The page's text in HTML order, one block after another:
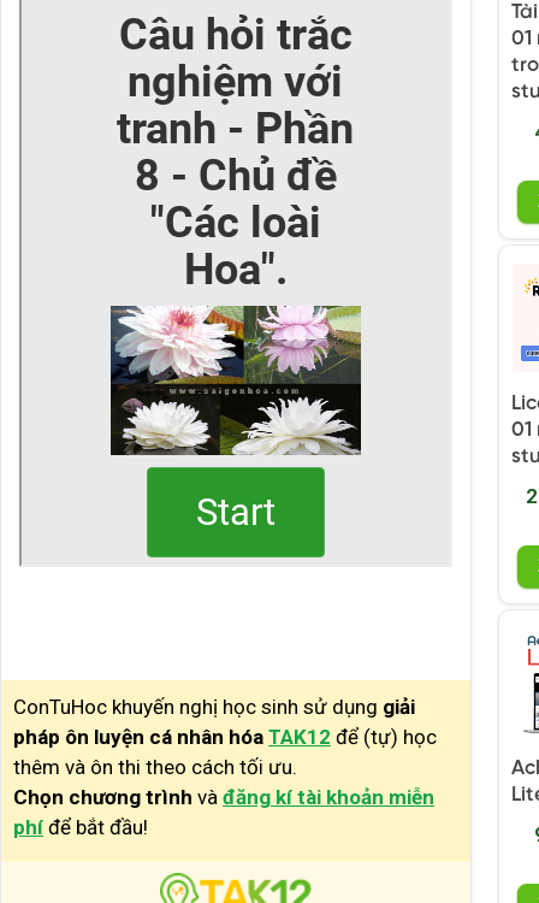
ConTuHoc khuyến nghị học sinh sử dụng giải
pháp ôn luyện cá nhân hóa TAK12 để (tự) học
thêm và ôn thi theo cách tối ưu.
Chọn chương trình và đăng kí tài khoản miễn
phí để bắt đầu!
01
01